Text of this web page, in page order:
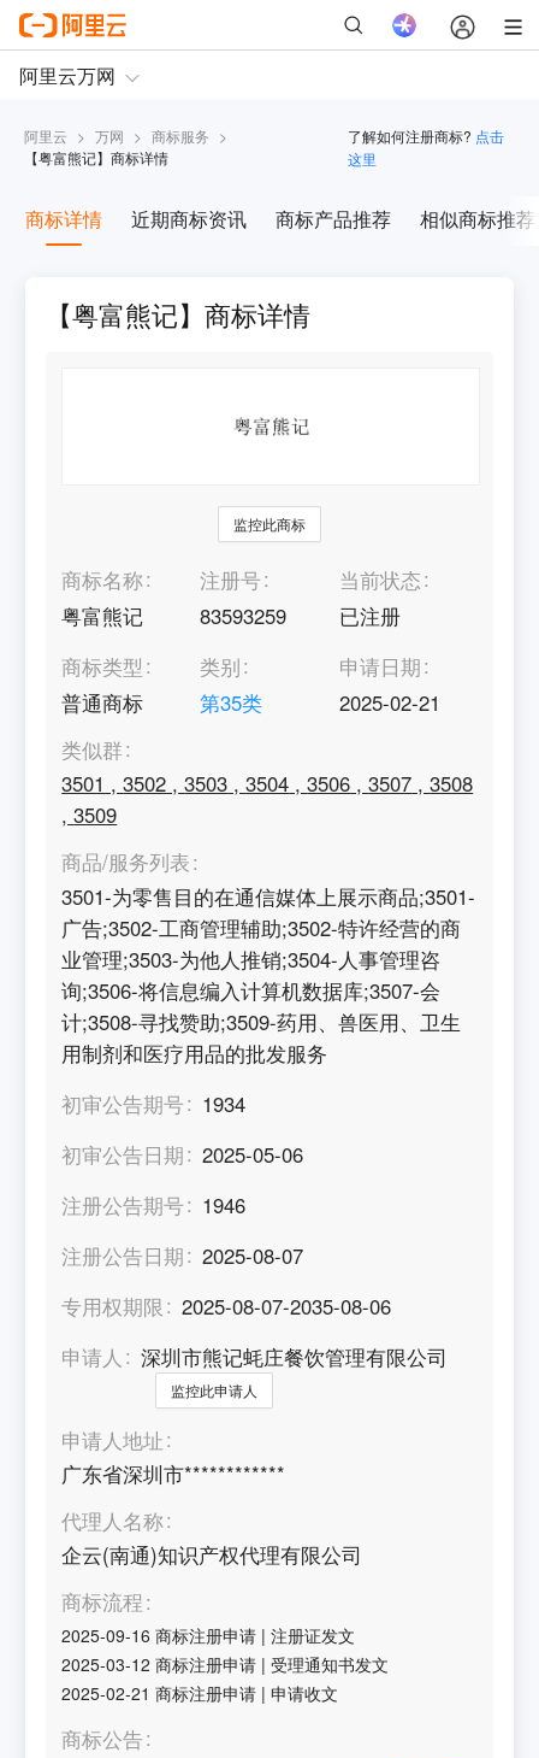
阿里云 > 万网 > 商标服务 >
【粤富熊记】商标详情
了解如何注册商标? 点击
这里
商标详情 近期商标资讯 商标产品推荐 相似商标推荐
【粤富熊记】商标详情
监控此商标
商标名称
粤富熊记
注册号
83593259
当前状态
已注册
商标类型
普通商标
类别
第35类
申请日期
2025-02-21
类似群
3501 ,3502 ,3503 ,3504 ,3506 ,3507 ,3508
,3509
商品/服务列表
3501-为零售目的在通信媒体上展示商品;3501-
广告;3502-工商管理辅助;3502-特许经营的商
业管理;3503-为他人推销;3504-人事管理咨
询;3506-将信息编入计算机数据库;3507-会
计;3508-寻找赞助;3509-药用、兽医用、卫生
用制剂和医疗用品的批发服务
初审公告期号
1934
初审公告日期
2025-05-06
注册公告期号
1946
注册公告日期
2025-08-07
专用权期限
2025-08-07-2035-08-06
申请人
深圳市熊记蚝庄餐饮管理有限公司
监控此申请人
申请人地址
广东省深圳市************
代理人名称
企云(南通)知识产权代理有限公司
商标流程
2025-09-16 商标注册申请 |注册证发文
2025-03-12 商标注册申请 |受理通知书发文
2025-02-21 商标注册申请 |申请收文
商标公告